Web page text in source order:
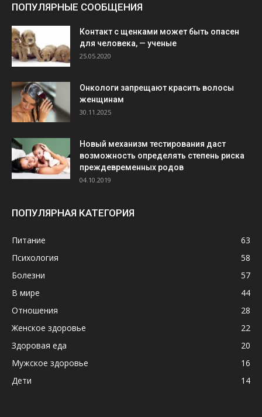
ПОПУЛЯРНЫЕ СООБЩЕНИЯ
Контакт с щенками может быть опасен
для человека, — ученые
25.05.2020
Онкологи запрещают красить волосы
женщинам
30.11.2025
Новый механизм тестирования даст
возможность определять степень риска
преждевременных родов
04.10.2019
ПОПУЛЯРНАЯ КАТЕГОРИЯ
Питание
63
Психология
58
Болезни
57
В мире
44
Отношения
28
Женское здоровье
22
Здоровая еда
20
Мужское здоровье
16
Дети
14